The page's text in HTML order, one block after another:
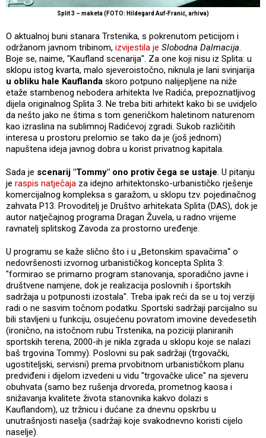
Split 3 – maketa (FOTO: Hildegard Auf-Franić, arhiva)
O aktualnoj buni stanara Trstenika, s pokrenutom peticijom i
održanom javnom tribinom, izvijestila je Slobodna Dalmacija.
Boje se, naime, "Kaufland scenarija". Za one koji nisu iz Splita: u
sklopu istog kvarta, malo sjeveroistočno, niknula je lani svinjarija
u obliku hale Kauflanda skoro potpuno nalijepljene na niže
etaže stambenog nebodera arhitekta Ive Radića, prepoznatljivog
dijela originalnog Splita 3. Ne treba biti arhitekt kako bi se uvidjelo
da nešto jako ne štima s tom generičkom haletinom naturenom
kao izraslina na sublimnoj Radićevoj zgradi. Sukob različitih
interesa u prostoru prelomio se tako da je (još jednom)
napuštena ideja javnog dobra u korist privatnog kapitala.
Sada je scenarij "Tommy" ono protiv čega se ustaje. U pitanju
je raspis natječaja za idejno arhitektonsko-urbanističko rješenje
komercijalnog kompleksa s garažom, u sklopu tzv. pojedinačnog
zahvata P13. Provoditelj je Društvo arhitekata Splita (DAS), dok je
autor natječajnog programa Dragan Žuvela, u radno vrijeme
ravnatelj splitskog Zavoda za prostorno uređenje.
U programu se kaže slično što i u „Betonskim spavačima“ o
nedovršenosti izvornog urbanističkog koncepta Splita 3:
"formirao se primarno program stanovanja, sporadično javne i
društvene namjene, dok je realizacija poslovnih i športskih
sadržaja u potpunosti izostala". Treba ipak reći da se u toj verziji
radi o ne sasvim točnom podatku. Sportski sadržaji parcijalno su
bili stavljeni u funkciju, osujećenu povratom imovine devedesetih
(ironično, na istočnom rubu Trstenika, na poziciji planiranih
sportskih terena, 2000-ih je nikla zgrada u sklopu koje se nalazi
baš trgovina Tommy). Poslovni su pak sadržaji (trgovački,
ugostiteljski, servisni) prema prvobitnom urbanističkom planu
predviđeni i dijelom izvedeni u vidu "trgovačke ulice" na sjeveru
obuhvata (samo bez rušenja drvoreda, prometnog kaosa i
snižavanja kvalitete života stanovnika kakvo dolazi s
Kauflandom), uz tržnicu i dućane za dnevnu opskrbu u
unutrašnjosti naselja (sadržaji koje svakodnevno koristi cijelo
naselje).